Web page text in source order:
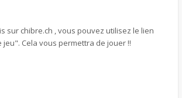
sur chibre.ch , vous pouvez utilisez le lien
jeu". Cela vous permettra de jouer !!